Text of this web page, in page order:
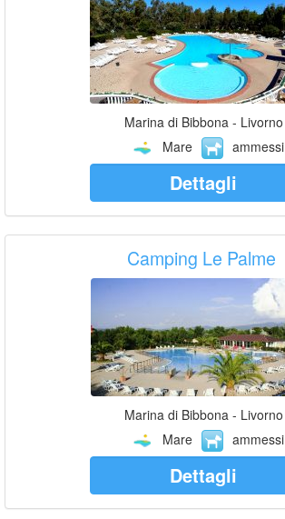
Marina di Bibbona - Livorno
Mare
ammessi
Dettagli
Camping Le Palme
Marina di Bibbona - Livorno
Mare
ammessi
Dettagli